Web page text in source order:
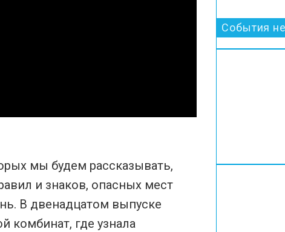
мы будем рассказывать,
и знаков, опасных мест
В двенадцатом выпуске
комбинат, где узнала
События